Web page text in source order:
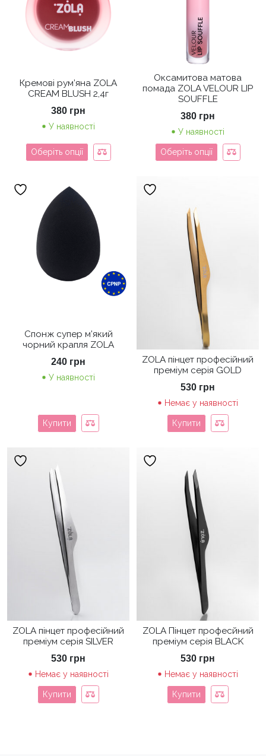
Кремові рум’яна ZOLA
CREAM BLUSH 2,4г
380 грн
У наявності
Оберіть опції
Оксамитова матова
помада ZOLA VELOUR LIP
SOUFFLE
380 грн
У наявності
Оберіть опції
Спонж супер м’який
чорний крапля ZOLA
240 грн
У наявності
Купити
ZOLA пінцет професійний
преміум серія GOLD
530 грн
Немає у наявності
Купити
ZOLA пінцет професійний
преміум серія SILVER
530 грн
Немає у наявності
Купити
ZOLA Пінцет професйний
преміум серія BLACK
530 грн
Немає у наявності
Купити